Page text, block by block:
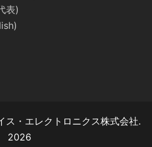
表)
・エレクトロニクス株式会社.
2026